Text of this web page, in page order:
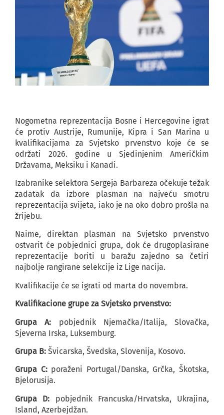
Nogometna reprezentacija Bosne i Hercegovine igrat
će protiv Austrije, Rumunije, Kipra i San Marina u
kvalifikacijama za Svjetsko prvenstvo koje će se
održati 2026. godine u Sjedinjenim Američkim
Državama, Meksiku i Kanadi.
Izabranike selektora Sergeja Barbareza očekuje težak
zadatak da izbore plasman na najveću smotru
reprezentacija svijeta, iako je na oko dobro prošla na
žrijebu.
Naime, direktan plasman na Svjetsko prvenstvo
ostvarit će pobjednici grupa, dok će drugoplasirane
reprezentacije boriti u baražu zajedno sa četiri
najbolje rangirane selekcije iz Lige nacija.
Kvalifikacije će se igrati od marta do novembra.
Kvalifikacione grupe za Svjetsko prvenstvo:
Grupa A: pobjednik Njemačka/Italija, Slovačka,
Sjeverna Irska, Luksemburg.
Grupa B: Švicarska, Švedska, Slovenija, Kosovo.
Grupa C:poraženi Portugal/Danska, Grčka, Škotska,
Bjelorusija.
Grupa D: pobjednik Francuska/Hrvatska, Ukrajina,
Island, Azerbejdžan.